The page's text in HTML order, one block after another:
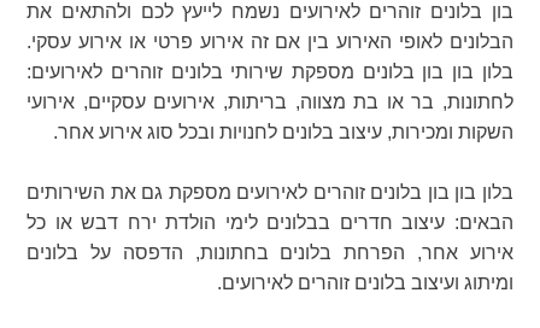
בון בלונים זוהרים לאירועים נשמח לייעץ לכם ולהתאים את
הבלונים לאופי האירוע בין אם זה אירוע פרטי או אירוע עסקי.
בלון בון בון בלונים מספקת שירותי בלונים זוהרים לאירועים:
לחתונות, בר או בת מצווה, בריתות, אירועים עסקיים, אירועי
השקות ומכירות, עיצוב בלונים לחנויות ובכל סוג אירוע אחר.
בלון בון בון בלונים זוהרים לאירועים מספקת גם את השירותים
הבאים: עיצוב חדרים בבלונים לימי הולדת ירח דבש או כל
אירוע אחר, הפרחת בלונים בחתונות, הדפסה על בלונים
ומיתוג ועיצוב בלונים זוהרים לאירועים.